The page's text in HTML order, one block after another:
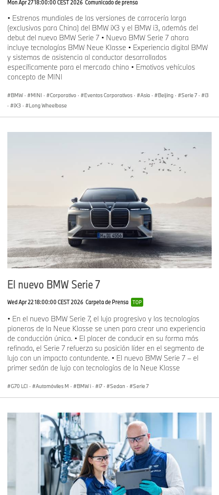
Mon Apr 27 18:00:00 CEST 2026 Comunicado de prensa
• Estrenos mundiales de las versiones de carrocería larga
(exclusivas para China) del BMW iX3 y el BMW i3, además del
debut del nuevo BMW Serie 7 • Nuevo BMW Serie 7 ahora
incluye tecnologías BMW Neue Klasse • Experiencia digital BMW
y sistemas de asistencia al conductor desarrollados
específicamente para el mercado chino • Emotivos vehículos
concepto de MINI
BMW · MINI · Corporativo · Eventos Corporativos · Asia · Beijing · Serie 7 ·
i3
·
iX3 · Long Wheelbase
El nuevo BMW Serie 7
Wed Apr 22 18:00:00 CEST 2026 Carpeta de Prensa TOP
• En el nuevo BMW Serie 7, el lujo progresivo y las tecnologías
pioneras de la Neue Klasse se unen para crear una experiencia
de conducción única. • El placer de conducir en su forma más
refinada, el Serie 7 refuerza su posición líder en el segmento de
lujo con un impacto contundente. • El nuevo BMW Serie 7 – el
primer sedán de lujo con tecnologías de la Neue Klasse
G70 LCI · Automóviles M · BMW i · i7 · Sedan · Serie 7